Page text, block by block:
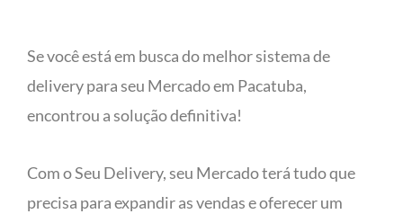
Se você está em busca do melhor sistema de
delivery para seu Mercado em Pacatuba,
encontrou a solução definitiva!
Com o Seu Delivery, seu Mercado terá tudo que
precisa para expandir as vendas e oferecer um